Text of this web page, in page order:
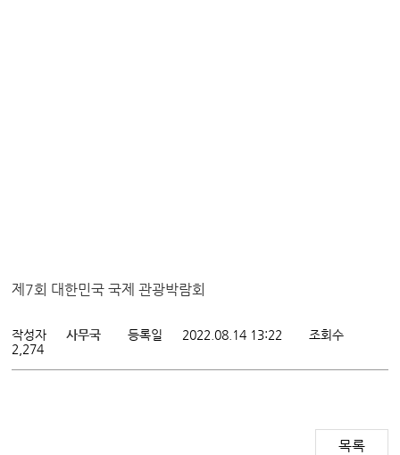
제7회 대한민국 국제 관광박람회
작성자 사무국 등록일 2022.08.14 13:22
조회수
2,274
목록